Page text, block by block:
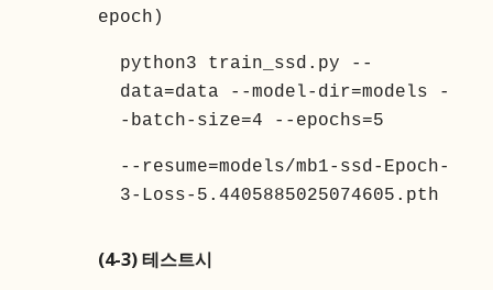
epoch)
python3 train_ssd.py --
data=data --model-dir=models -
-batch-size=4 --epochs=5
--resume=models/mb1-ssd-Epoch-
3-Loss-5.4405885025074605.pth
(4-3) 테스트시